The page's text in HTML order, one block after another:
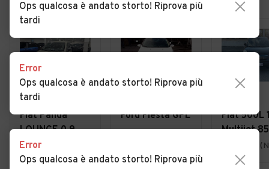
€ 6.490
Fiat Panda
LOUNGE 0.9
TWINAIR 85CV
BENZ/METANO
Ford Fiesta GPL
Fiat 500L
Multijet
Lounge
Ottaviano
Ops qualcosa è andato storto! Riprova più
tardi
Error
Ops qualcosa è andato storto! Riprova più
tardi
Error
Ops qualcosa è andato storto! Riprova più